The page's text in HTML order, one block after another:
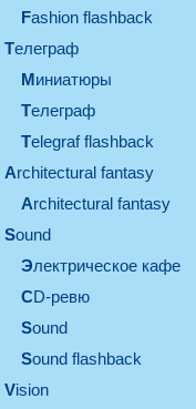
Fashion flashback
телеграф
миниатюры
телеграф
Telegraf flashback
architectural fantasy
architectural fantasy
sound
электрическое кафе
CD-ревю
sound
Sound flashback
vision